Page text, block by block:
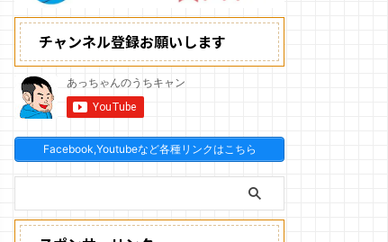
チャンネル登録お願いします
Facebook,Youtubeなど各種リンクはこちら